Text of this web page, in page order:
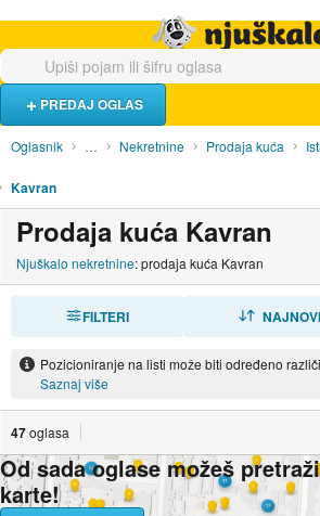
PREDAJ OGLAS
Oglasnik … Nekretnine Prodaja kuća
Kavran
Prodaja kuća Kavran
Njuškalo nekretnine: prodaja kuća Kavran
FILTERI
Pozicioniranje na listi može biti određeno
Saznaj više
47oglasa
Od sada oglase možeš
karte!